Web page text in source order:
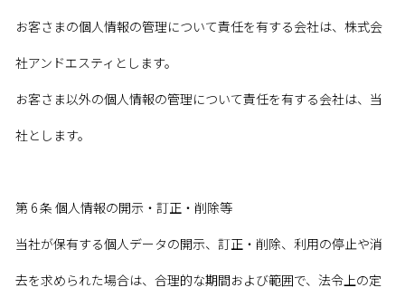
お客さまの個人情報の管理について責任を有する会社は、株式会
社アンドエスティとします。
お客さま以外の個人情報の管理について責任を有する会社は、当
社とします。
第 6 条 個人情報の開示・訂正・削除等
当社が保有する個人データの開示、訂正・削除、利用の停止や消
去を求められた場合は、合理的な期間および範囲で、法令上の定